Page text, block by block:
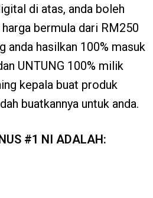
di atas, anda boleh
bermula dari RM250
anda hasilkan 100% masuk
UNTUNG 100% milik
kepala buat produk
buatkannya untuk anda.
#1 NI ADALAH: